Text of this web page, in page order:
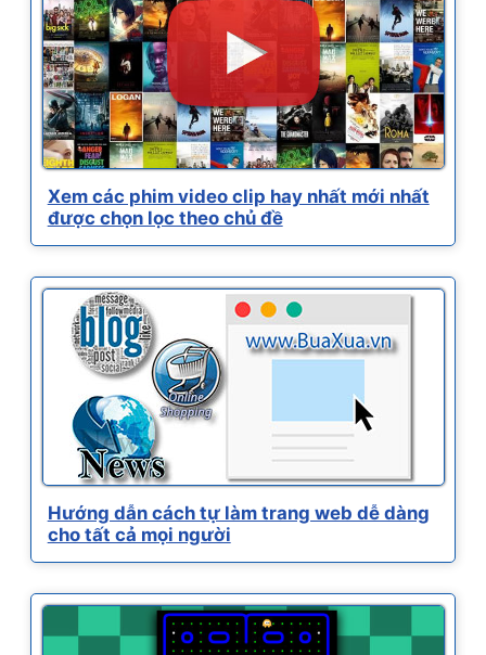
Xem các phim video clip hay nhất mới nhất
được chọn lọc theo chủ đề
Hướng dẫn cách tự làm trang web dễ dàng
cho tất cả mọi người